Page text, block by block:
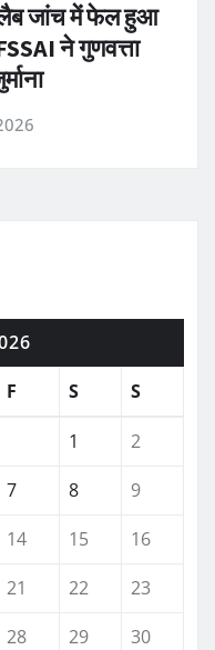
जांच में फेल हुआ
ने गुणवत्ता
F S S
1
2
7 8
9
14 15
16
21 22
23
28 29
30